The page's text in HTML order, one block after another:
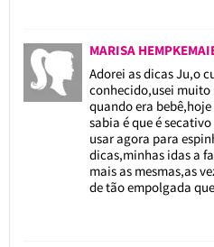
MARISA
Adorei as dicas Ju,o
conhecido,usei
quando era
sabia é que é
usar agora para
dicas,minhas idas a
mais as mesmas,as
de tão empolgada